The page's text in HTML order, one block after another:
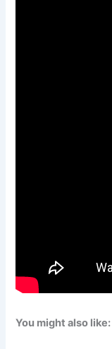
You might also like: